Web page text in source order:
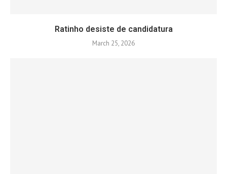
Ratinho desiste de candidatura
March 25, 2026